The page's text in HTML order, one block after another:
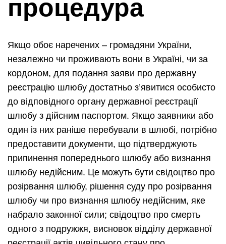
процедура
Якщо обоє наречених – громадяни України,
незалежно чи проживають вони в Україні, чи за
кордоном, для подання заяви про державну
реєстрацію шлюбу достатньо з’явитися особисто
до відповідного органу державної реєстрації
шлюбу з дійсним паспортом. Якщо заявники або
один із них раніше перебували в шлюбі, потрібно
предоставити документи, що підтверджують
припинення попереднього шлюбу або визнання
шлюбу недійсним. Це можуть бути свідоцтво про
розірвання шлюбу, рішення суду про розірвання
шлюбу чи про визнання шлюбу недійсним, яке
набрало законної сили; свідоцтво про смерть
одного з подружжя, висновок відділу державної